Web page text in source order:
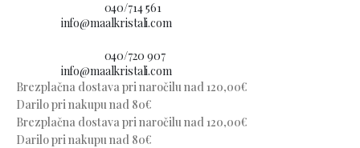
040/714 561
info@maalkristali.com
040/720 907
info@maalkristali.com
Brezplačna dostava pri naročilu nad 120,00€
Darilo pri nakupu nad 80€
Brezplačna dostava pri naročilu nad 120,00€
Darilo pri nakupu nad 80€